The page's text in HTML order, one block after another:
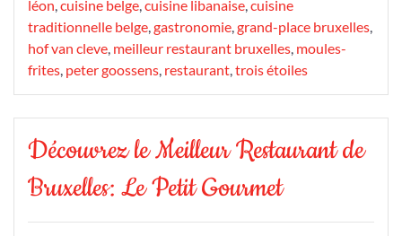
léon,cuisine belge,cuisine libanaise,cuisine
traditionnelle belge,gastronomie,grand-place bruxelles,
hof van cleve, meilleur restaurant bruxelles, moules-
frites, peter goossens, restaurant,trois étoiles
Découvrez le Meilleur Restaurant de
Bruxelles: Le Petit Gourmet